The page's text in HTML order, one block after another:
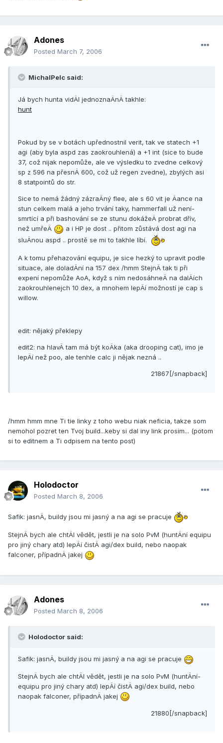
Adones
Posted March 7, 2006
MichalPelc said:
Já bych hunta vidÄl jednoznaÄnÄ takhle:
hunt
Pokud by se v botách upřednostnil verit, tak ve statech +1
agi (aby byla aspd zas zaokrouhlená) a +1 int (sice to bude
37, což nijak nepomůže, ale ve výsledku to zvedne celkový
sp z 596 na přesnÄ 600, což už regen zvedne), zbylých asi
8 statpointů do str.
Sice to nemá žádný zázraÄný flee, ale s 60 vit je Äance na
stun celkem malá a jeho trvání­ taky, hammerfall už není­
smrtí­cí­ a při bashování­ se ze stunu dokážeÄ probrat dří­v,
než umřeÄ
a i HP je dost .. přitom zůstává dost agi na
sluÄnou aspd .. prostě se mi to takhle lí­bí­.
A k tomu přehazování­ equipu, je sice hezký to upravit podle
situace, ale doladÄní­ na 157 dex /hmm StejnÄ tak ti při
expení­ nepomůže AoA, když s ní­m nedosáhneÄ na dalÄí­ch
zaokrouhlenejch 10 dex, a mnohem lepÄí­ možností­ je cap s
willow.
edit: nějaký překlepy
edit2: na hlavÄ tam má být koÄka (aka drooping cat), imo je
lepÄí­ než poo, ale tenhle calc ji nějak nezná ..
21867[/snapback]
/hmm hmm mne Ti tie linky z toho webu niak neficia, takze som
nemohol pozret ten Tvoj build...keby si dal iny link prosim... (potom
si to editnem a Ti odpisem na tento post)
Holodoctor
Posted March 8, 2006
Safik: jasnÄ, buildy jsou mi jasný a na agi se pracuje
StejnÄ bych ale chtÄl vědět, jestli je na solo PvM (huntÄní­ equipu
pro jiný chary atd) lepÄí­ čistÄ agi/dex build, nebo naopak
falconer, pří­padnÄ jakej
Adones
Posted March 8, 2006
Holodoctor said:
Safik: jasnÄ, buildy jsou mi jasný a na agi se pracuje
StejnÄ bych ale chtÄl vědět, jestli je na solo PvM (huntÄní­
equipu pro jiný chary atd) lepÄí­ čistÄ agi/dex build, nebo
naopak falconer, pří­padnÄ jakej
21880[/snapback]